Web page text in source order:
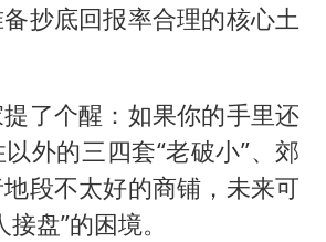
抄底回报率合理的核心土
了个醒：如果你的手里还
外的三四套“老破小”、郊
段不太好的商铺，未来可
盘”的困境。